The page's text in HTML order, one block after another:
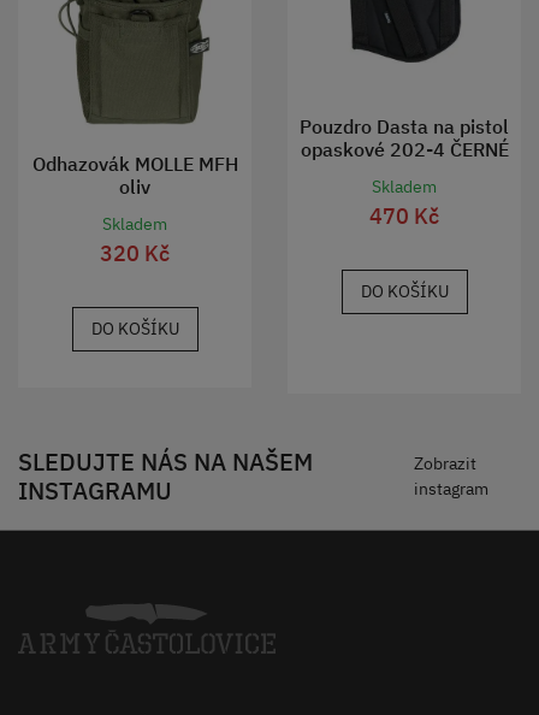
Odhazovák MOLLE MFH
oliv
Skladem
320 Kč
DO KOŠÍKU
Pouzdro Dasta na pistol
opaskové 202-4 ČERNÉ
Skladem
470 Kč
DO KOŠÍKU
SLEDUJTE NÁS NA NAŠEM
INSTAGRAMU
Zobrazit
instagram